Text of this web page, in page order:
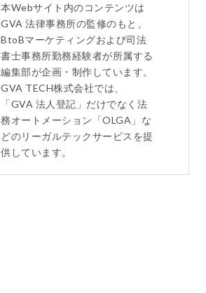
本Webサイト内のコンテンツは
GVA 法律事務所の監修のもと、
BtoBマーケティングおよび司法
書士事務所勤務経験者が所属する
編集部が企画・制作しています。
GVA TECH株式会社では、
「GVA 法人登記」だけでなく法
務オートメーション「OLGA」な
どのリーガルテックサービスを提
供しています。